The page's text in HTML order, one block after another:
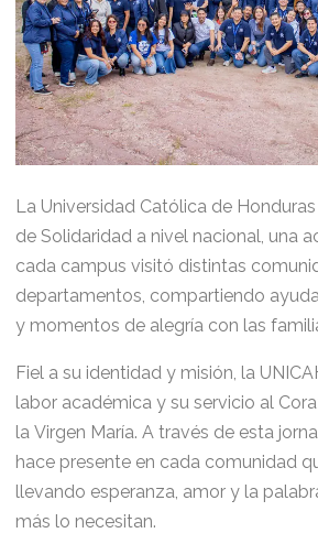
La Universidad Católica de
de Solidaridad a nivel nacional, una
cada campus visitó distintas
departamentos, compartiendo
y momentos de alegría con las
Fiel a su identidad y misión, la
labor académica y su servicio al
la Virgen María. A través de esta
hace presente en cada comunidad
llevando esperanza, amor y la
más lo necesitan.